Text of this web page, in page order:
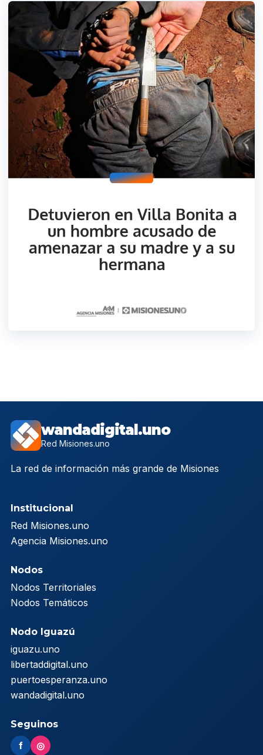
wandadigital.uno
Red Misiones.uno
La red de información más grande de Misiones
Institucional
Red Misiones.uno
Agencia Misiones.uno
Nodos
Nodos Territoriales
Nodos Temáticos
Nodo Iguazú
iguazu.uno
libertaddigital.uno
puertoesperanza.uno
wandadigital.uno
Seguinos
f ◎